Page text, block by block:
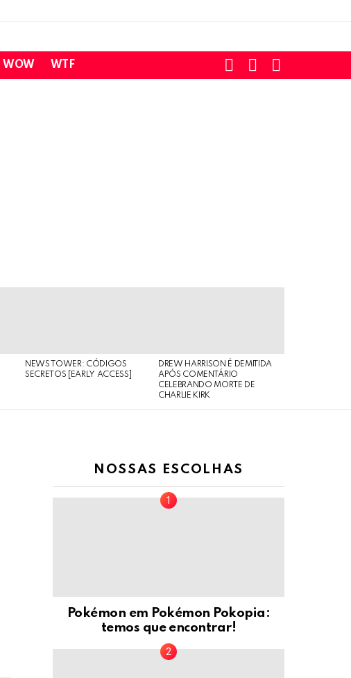
WOW WTF
SWITCH
SKIN
SEARCH
NEWS TOWER: CÓDIGOS
SECRETOS [EARLY ACCESS]
DREW HARRISON É DEMITIDA
APÓS COMENTÁRIO
CELEBRANDO MORTE DE
CHARLIE KIRK
NOSSAS ESCOLHAS
Pokémon em Pokémon Pokopia:
temos que encontrar!